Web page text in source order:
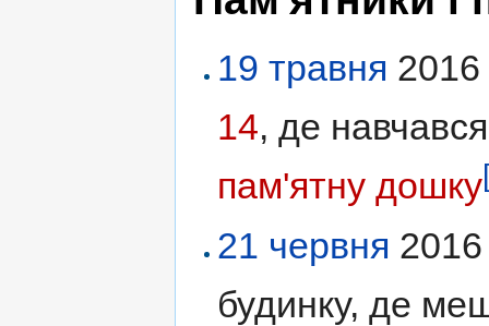
19 травня 2016
14, де
пам'ятну дошку
21 червня
будинку, де